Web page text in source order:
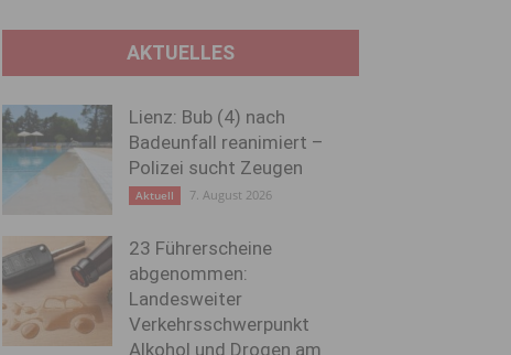
AKTUELLES
Lienz: Bub (4) nach
Badeunfall reanimiert –
Polizei sucht Zeugen
Aktuell 7. August 2026
23 Führerscheine
abgenommen:
Landesweiter
Verkehrsschwerpunkt
Alkohol und Drogen am